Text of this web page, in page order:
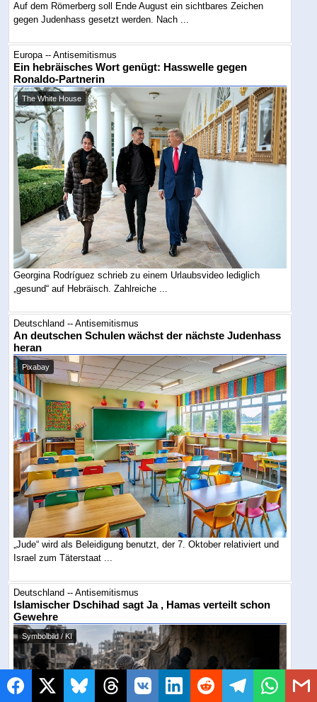
Auf dem Römerberg soll Ende August ein sichtbares Zeichen
gegen Judenhass gesetzt werden. Nach ...
Europa -- Antisemitismus
Ein hebräisches Wort genügt: Hasswelle gegen
Ronaldo-Partnerin
The White House
Georgina Rodríguez schrieb zu einem Urlaubsvideo lediglich
„gesund“ auf Hebräisch. Zahlreiche ...
Deutschland -- Antisemitismus
An deutschen Schulen wächst der nächste Judenhass
heran
Pixabay
„Jude“ wird als Beleidigung benutzt, der 7. Oktober relativiert und
Israel zum Täterstaat ...
Deutschland -- Antisemitismus
Islamischer Dschihad sagt Ja , Hamas verteilt schon
Gewehre
Symbolbild / KI